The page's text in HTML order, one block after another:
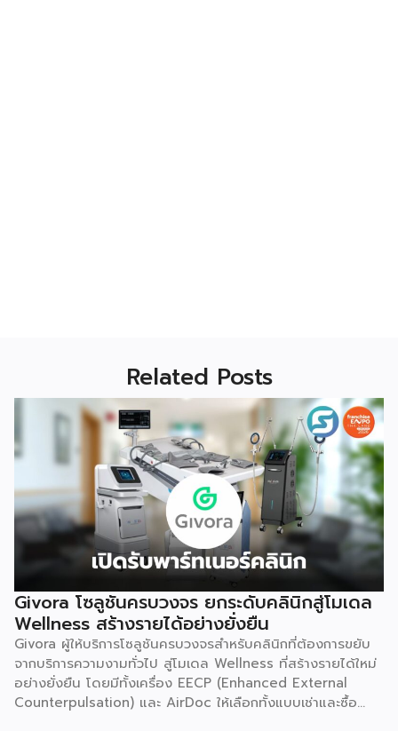
Related Posts
Givora โซลูชันครบวงจร ยกระดับคลินิกสู่โมเดล
Wellness สร้างรายได้อย่างยั่งยืน
Givora ผู้ให้บริการโซลูชันครบวงจรสำหรับคลินิกที่ต้องการขยับ
จากบริการความงามทั่วไป สู่โมเดล Wellness ที่สร้างรายได้ใหม่
อย่างยั่งยืน โดยมีทั้งเครื่อง EECP (Enhanced External
Counterpulsation) และ AirDoc ให้เลือกทั้งแบบเช่าและซื้อ